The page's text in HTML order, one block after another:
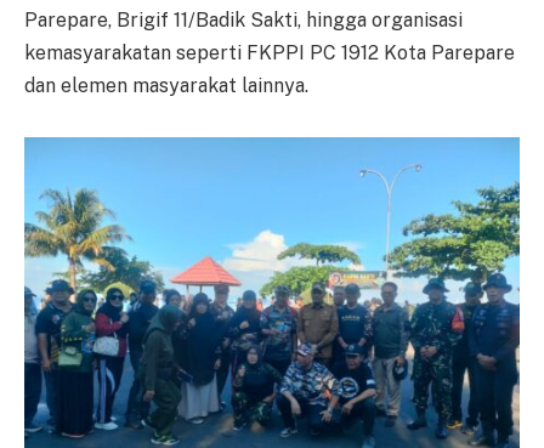
Parepare, Brigif 11/Badik Sakti, hingga organisasi
kemasyarakatan seperti FKPPI PC 1912 Kota Parepare
dan elemen masyarakat lainnya.